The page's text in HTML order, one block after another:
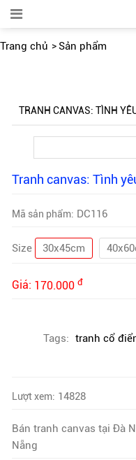
Trang chủ Sản phẩm
TRANH CANVAS: TÌNH
Tranh canvas: Tình
Mã sản phẩm: DC116
Size 30x45cm
Giá: 170.000 đ
Tags: tranh cổ
Lượt xem: 14828
Bán tranh canvas tại Đà
Nẵng